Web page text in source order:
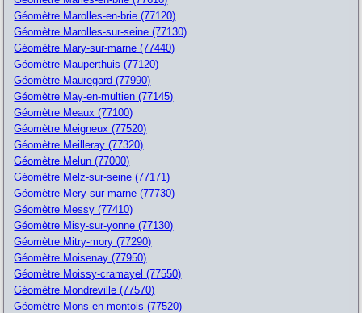
Géomètre Marolles-en-brie (77120)
Géomètre Marolles-sur-seine (77130)
Géomètre Mary-sur-marne (77440)
Géomètre Mauperthuis (77120)
Géomètre Mauregard (77990)
Géomètre May-en-multien (77145)
Géomètre Meaux (77100)
Géomètre Meigneux (77520)
Géomètre Meilleray (77320)
Géomètre Melun (77000)
Géomètre Melz-sur-seine (77171)
Géomètre Mery-sur-marne (77730)
Géomètre Messy (77410)
Géomètre Misy-sur-yonne (77130)
Géomètre Mitry-mory (77290)
Géomètre Moisenay (77950)
Géomètre Moissy-cramayel (77550)
Géomètre Mondreville (77570)
Géomètre Mons-en-montois (77520)